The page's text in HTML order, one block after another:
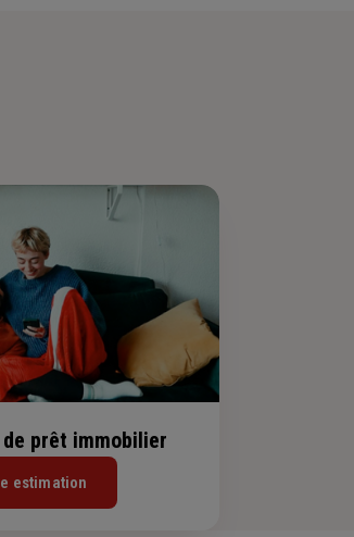
prêt immobilier
estimation